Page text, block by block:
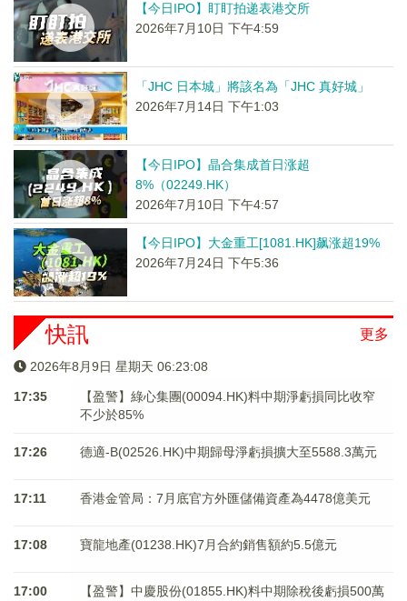
【今日IPO】盯盯拍递表港交所
2026年7月10日 下午4:59
「JHC 日本城」將該名為「JHC 真好城」
2026年7月14日 下午1:03
【今日IPO】晶合集成首日涨超
8%（02249.HK）
2026年7月10日 下午4:57
【今日IPO】大金重工[1081.HK]飙涨超19%
2026年7月24日 下午5:36
更多
快訊
2026年8月9日 星期天 06:23:08
17:35
【盈警】綠心集團(00094.HK)料中期淨虧損同比收窄
不少於85%
17:26 德適-B(02526.HK)中期歸母淨虧損擴大至5588.3萬元
17:11 香港金管局：7月底官方外匯儲備資產為4478億美元
17:08 寶龍地產(01238.HK)7月合約銷售額約5.5億元
17:00
【盈警】中慶股份(01855.HK)料中期除稅後虧損500萬